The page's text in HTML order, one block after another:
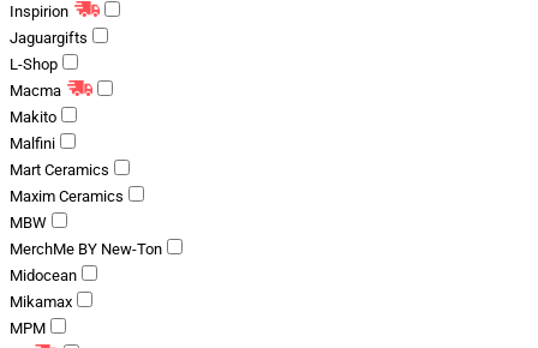
Inspirion
Jaguargifts
L-Shop
Macma
Makito
Malfini
Mart Ceramics
Maxim Ceramics
MBW
MerchMe BY New-Ton
Midocean
Mikamax
MPM